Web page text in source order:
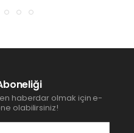
haberdar olmak için e-
olabilirsiniz!